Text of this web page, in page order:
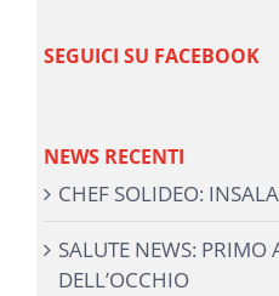
SEGUICI SU FACEBOOK
NEWS RECENTI
CHEF SOLIDEO:
SALUTE NEWS: PRIMO
DELL’OCCHIO